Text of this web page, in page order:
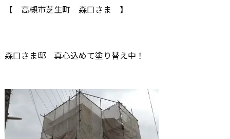
【 高槻市芝生町 森口さま 】
森口さま邸 真心込めて塗り替え中！